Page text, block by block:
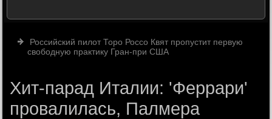
Российский пилот Торо Россо Квят пропустит первую
свободную практику Гран-при США
Хит-парад Италии: 'Феррари'
провалилась, Палмера